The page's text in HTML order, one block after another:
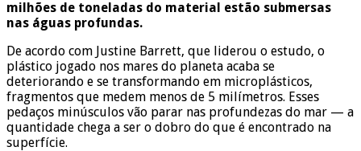
milhões de toneladas do material estão submersas
nas águas profundas.
De acordo com Justine Barrett, que liderou o estudo, o
plástico jogado nos mares do planeta acaba se
deteriorando e se transformando em microplásticos,
fragmentos que medem menos de 5 milímetros. Esses
pedaços minúsculos vão parar nas profundezas do mar — a
quantidade chega a ser o dobro do que é encontrado na
superfície.